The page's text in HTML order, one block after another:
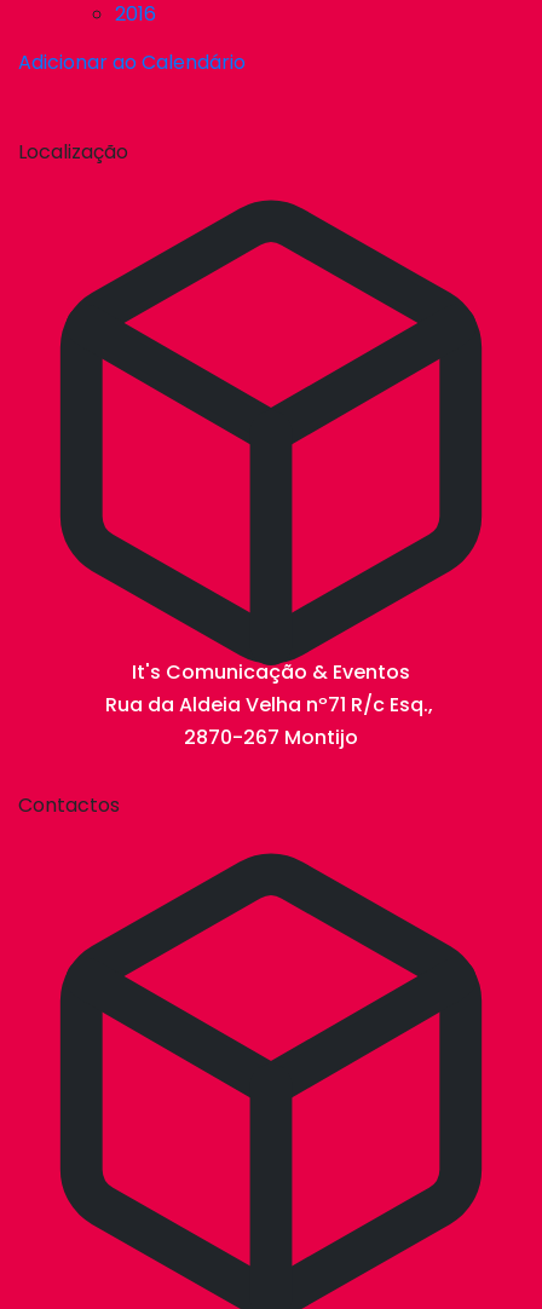
2016
Adicionar ao Calendário
Localização
It's Comunicação & Eventos
Rua da Aldeia Velha nº71 R/c Esq.,
2870-267 Montijo
Contactos